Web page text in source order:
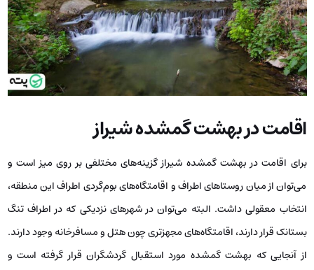
اقامت در بهشت گمشده شیراز
برای اقامت در بهشت گمشده شیراز گزینه‌های مختلفی بر روی میز است و
می‌توان از میان روستاهای اطراف و اقامتگاه‌های بوم‌گردی اطراف این منطقه،
انتخاب معقولی داشت. البته می‌توان در شهرهای نزدیکی که در اطراف تنگ
بستانک قرار دارند، اقامتگاه‌های مجهزتری چون هتل و مسافرخانه وجود دارند.
از آنجایی که بهشت گمشده مورد استقبال گردشگران قرار گرفته است و